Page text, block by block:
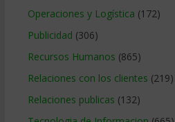
Operaciones y Logística (172)
Publicidad (306)
Recursos Humanos (865)
Relaciones con los clientes (219)
Relaciones publicas (132)